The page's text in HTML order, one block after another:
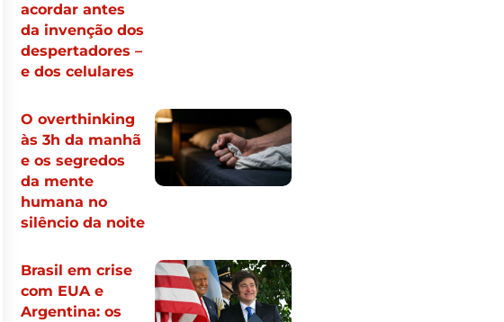
acordar antes
da invenção dos
despertadores –
e dos celulares
O overthinking
às 3h da manhã
e os segredos
da mente
humana no
silêncio da noite
Brasil em crise
com EUA e
Argentina: os